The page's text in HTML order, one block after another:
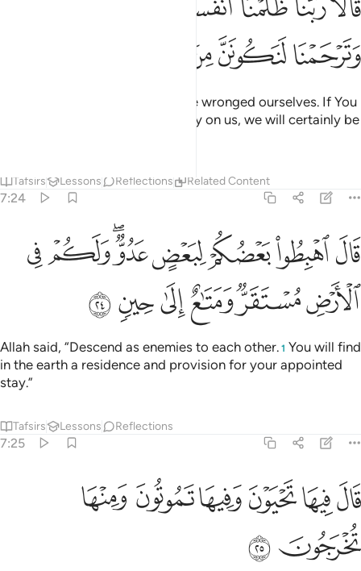
قَالَا رَبَّنَا ظَلَمْنَآ أَنفُسَنَا وَإِن لَّمْ تَغْفِرْ لَنَا وَتَرْحَمْنَا
ﱉﱊﱋ
They replied, “Our Lord! We have wronged ourselves. If You
do not forgive us and have mercy on us, we will certainly be
Tafsirs Lessons Reflections Related Content
7:24
قال اهبطوا بعضكم لبعض عدو ولكم في الارض مستقر ومتاع الى حين ٢٤
قَالَ ٱهْبِطُوا۟ بَعْضُكُمْ لِبَعْضٍ عَدُوٌّۭ ۖ وَلَكُمْ فِى ٱلْأَرْضِ مُسْتَقَرٌّۭ
ﱎﱏﱐﱑﱒﱓﱔﱕ
ﱖﱗﱘﱙﱚﱛ
Allah said, “Descend as enemies to each other. 1 You will find
in the earth a residence and provision for your appointed
stay.”
Tafsirs Lessons Reflections
7:25
قال فيها تحيون وفيها تموتون ومنها تخرجون ٢٥
قَالَ فِيهَا تَحْيَوْنَ وَفِيهَا تَمُوتُونَ وَمِنْهَا تُخْرَجُونَ ٢٥
ﱜﱝﱞﱟﱠﱡ
ﱢﱣ